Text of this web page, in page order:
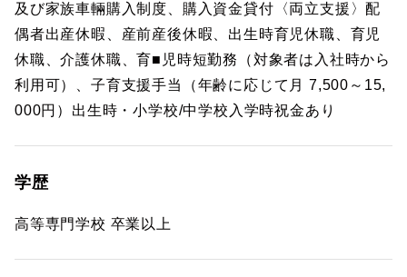
及び家族車輛購入制度、購入資金貸付〈両立支援〉配
偶者出産休暇、産前産後休暇、出生時育児休職、育児
休職、介護休職、育■児時短勤務（対象者は入社時から
利用可）、子育支援手当（年齢に応じて月 7,500～15,
000円）出生時・小学校/中学校入学時祝金あり
学歴
高等専門学校 卒業以上